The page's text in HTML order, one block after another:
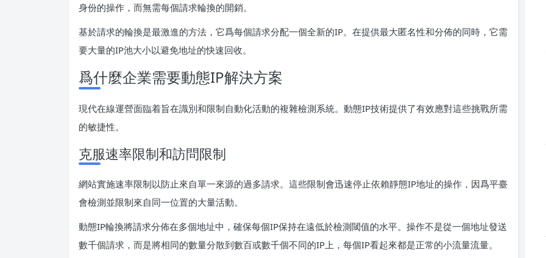
身份的操作，而無需每個請求輪換的開銷。
基於請求的輪換是最激進的方法，它爲每個請求分配一個全新的IP。在提供最大匿名性和分佈的同時，它需
要大量的IP池大小以避免地址的快速回收。
爲什麼企業需要動態IP解決方案
現代在線運營面臨着旨在識別和限制自動化活動的複雜檢測系統。動態IP技術提供了有效應對這些挑戰所需
的敏捷性。
克服速率限制和訪問限制
網站實施速率限制以防止來自單一來源的過多請求。這些限制會迅速停止依賴靜態IP地址的操作，因爲平臺
會檢測並限制來自同一位置的大量活動。
動態IP輪換將請求分佈在多個地址中，確保每個IP保持在遠低於檢測閾值的水平。操作不是從一個地址發送
數千個請求，而是將相同的數量分散到數百或數千個不同的IP上，每個IP看起來都是正常的小流量流量。